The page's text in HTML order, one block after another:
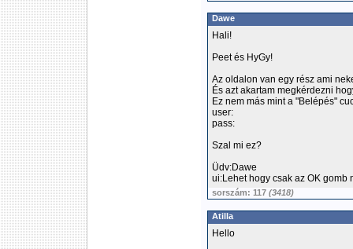
Dawe
Hali!
Peet és HyGy!
Az oldalon van egy rész ami
És azt akartam megkérdezni
Ez nem más mint a "Belépés"
user:
pass:
Szal mi ez?
Üdv:Dawe
ui:Lehet hogy csak az OK gomb
sorszám: 117 (3418)
Atilla
Hello